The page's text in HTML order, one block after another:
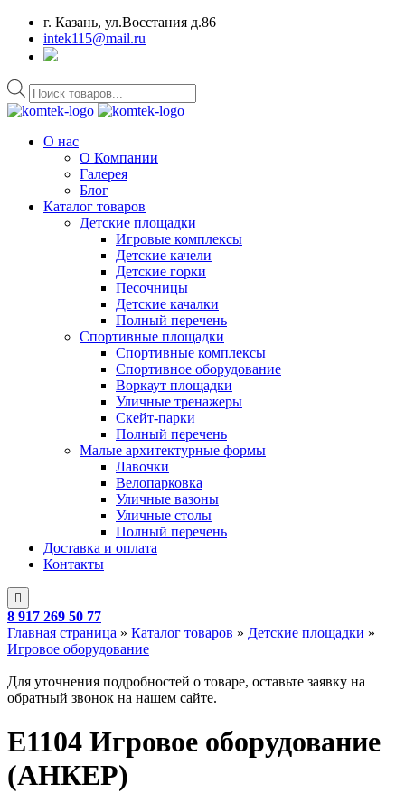
г. Казань, ул.Восстания д.86
intek115@mail.ru
Поиск
товаров
О нас
О Компании
Галерея
Блог
Каталог товаров
Детские площадки
Игровые комплексы
Детские качели
Детские горки
Песочницы
Детские качалки
Полный перечень
Спортивные площадки
Спортивные комплексы
Спортивное оборудование
Воркаут площадки
Уличные тренажеры
Скейт-парки
Полный перечень
Малые архитектурные формы
Лавочки
Велопарковка
Уличные вазоны
Уличные столы
Полный перечень
Доставка и оплата
Контакты
8 917 269 50 77
Главная страница » Каталог товаров » Детские площадки »
Игровое оборудование
Для уточнения подробностей о товаре, оставьте заявку на
обратный звонок на нашем сайте.
E1104 Игровое оборудование
(АНКЕР)